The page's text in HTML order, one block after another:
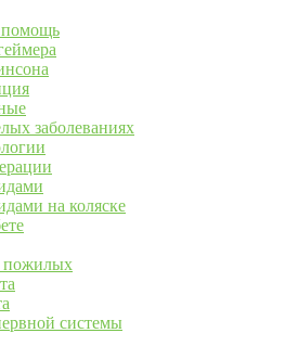
заболеваниях
на коляске
пожилых
системы